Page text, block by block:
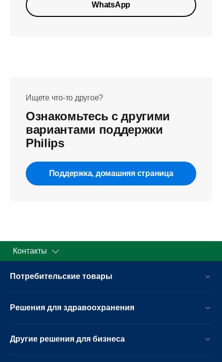
WhatsApp
Ищете что-то другое?
Ознакомьтесь с другими
вариантами поддержки
Philips
Поддержка, домашняя страница
Контакты
Потребительские товары
Решения для здравоохранения
Другие решения для бизнеса